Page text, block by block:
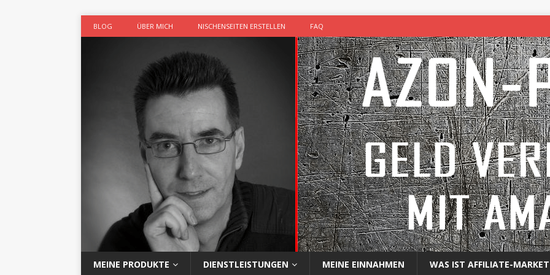
BLOG ÜBER MICH NISCHENSEITEN ERSTELLEN FAQ
MEINE PRODUKTE DIENSTLEISTUNGEN MEINE EINNAHMEN WAS IST AFFILIATE-